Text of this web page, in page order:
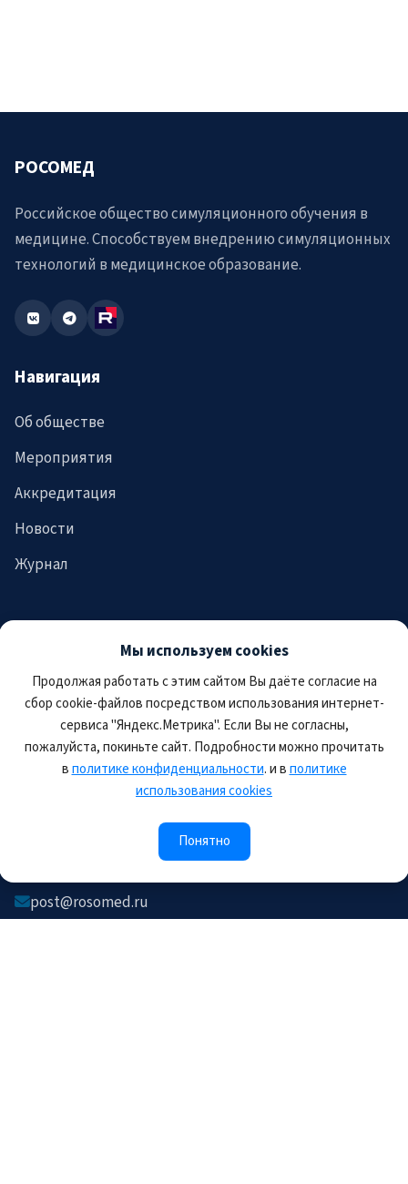
Мы используем cookies
Продолжая работать с этим сайтом Вы даёте согласие на
сбор cookie-файлов посредством использования интернет-
сервиса "Яндекс.Метрика". Если Вы не согласны,
пожалуйста, покиньте сайт. Подробности можно прочитать
вполитике конфиденциальности. и вполитике
использования cookies
Понятно
РОСОМЕД
Российское общество симуляционного обучения в
медицине. Способствуем внедрению симуляционных
технологий в медицинское образование.
Навигация
Об обществе
Мероприятия
Аккредитация
Новости
Журнал
Присоединиться
Вступить в общество
Оплатить членский взнос
105118, Россия, г.Москва, шоссе Энтузиастов, д.34,
post@rosomed.ru